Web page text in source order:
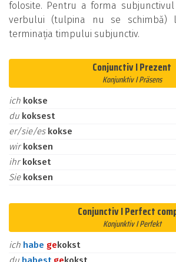
folosite. Pentru a forma
verbului (tulpina nu se schimbă)
terminația timpului subjunctiv.
Conjunctiv I Prezent
Konjunktiv I Präsens
ich kokse
du koksest
er/sie/es kokse
wirkoksen
ihrkokset
Sie koksen
Conjunctiv I Perfect
Konjunktiv I Perfekt
ich habe gekokst